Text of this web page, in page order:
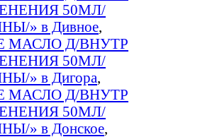
50МЛ/
» в Дивное,
МАСЛО Д/ВНУТР
50МЛ/
» в Дигора,
МАСЛО Д/ВНУТР
50МЛ/
» в Донское,